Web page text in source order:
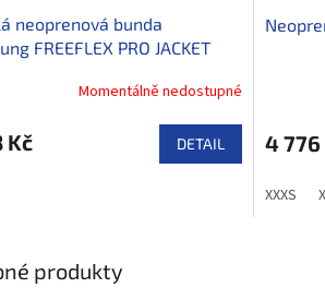
neoprenová bunda
FREEFLEX PRO JACKET
Momentálně nedostupné
Kč DETAIL 4 776
XXXS
produkty